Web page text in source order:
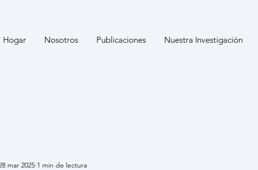
Hogar Nosotros Publicaciones Nuestra Investigación
mar 2025 1 min de lectura